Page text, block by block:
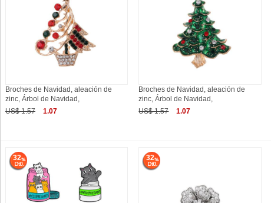
Broches de Navidad, aleación de
zinc, Árbol de Navidad,
US$ 1.57
1.07
Broches de Navidad, aleación de
zinc, Árbol de Navidad,
US$ 1.57
1.07
32 32